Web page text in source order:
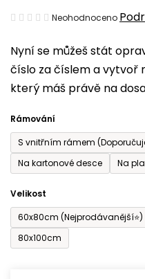
Nyní se můžeš stát
číslo za číslem a vytvoř
který máš právě na
Rámování
S vnitřním rámem
Na kartonové desce
Na
Velikost
60x80cm (Nejprodávanější⭐)
80x100cm
Průměrné
produktu
je
0,0
5
hvězdiček.
Neohodnoceno